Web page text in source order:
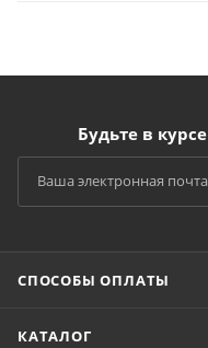
Будьте в
СПОСОБЫ ОПЛАТЫ
КАТАЛОГ